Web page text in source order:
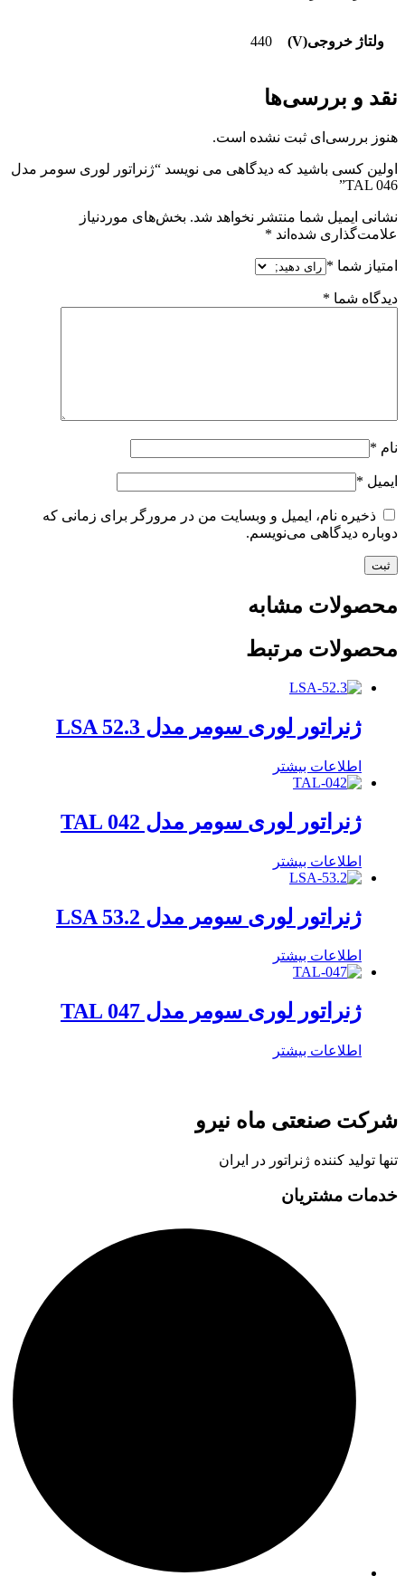
ولتاژ خروجی(V) 440
نقد و بررسی‌ها
هنوز بررسی‌ای ثبت نشده است.
اولین کسی باشید که دیدگاهی می نویسد “ژنراتور لوری سومر مدل
TAL 046”
نشانی ایمیل شما منتشر نخواهد شد. بخش‌های موردنیاز
علامت‌گذاری شده‌اند *
امتیاز شما *
دیدگاه شما *
نام *
ایمیل *
ذخیره نام، ایمیل و وبسایت من در مرورگر برای زمانی که
دوباره دیدگاهی می‌نویسم.
محصولات مشابه
محصولات مرتبط
ژنراتور لوری سومر مدل LSA 52.3
اطلاعات بیشتر
ژنراتور لوری سومر مدل TAL 042
اطلاعات بیشتر
ژنراتور لوری سومر مدل LSA 53.2
اطلاعات بیشتر
ژنراتور لوری سومر مدل TAL 047
اطلاعات بیشتر
شرکت صنعتی ماه نیرو
تنها تولید کننده ژنراتور در ایران
خدمات مشتریان